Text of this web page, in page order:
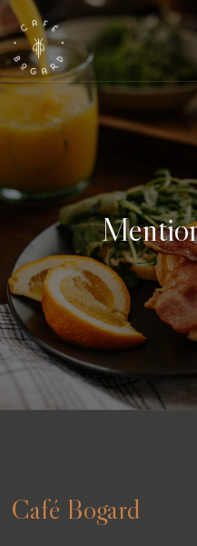
Café Bogard